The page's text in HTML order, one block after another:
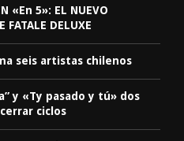
«En 5»: EL NUEVO
FATALE DELUXE
seis artistas chilenos
y «Ty pasado y tú» dos
ciclos